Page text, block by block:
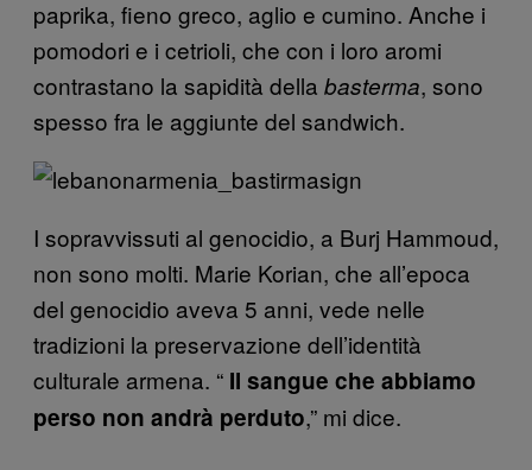
paprika, fieno greco, aglio e cumino. Anche i
pomodori e i cetrioli, che con i loro aromi
contrastano la sapidità della basterma, sono
spesso fra le aggiunte del sandwich.
I sopravvissuti al genocidio, a Burj Hammoud,
non sono molti. Marie Korian, che all’epoca
del genocidio aveva 5 anni, vede nelle
tradizioni la preservazione dell’identità
culturale armena. “ Il sangue che abbiamo
perso non andrà perduto,” mi dice.